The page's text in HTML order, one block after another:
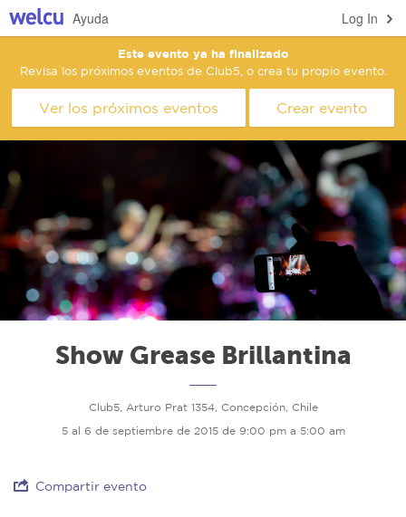
Log In
Ayuda
Este evento ya ha finalizado
Revisa los próximos eventos de Club5, o crea tu propio evento.
Ver los próximos eventos Crear evento
Show Grease Brillantina
Club5, Arturo Prat 1354, Concepción, Chile
5 al 6 de septiembre de 2015 de 9:00 pm a 5:00 am
Compartir evento